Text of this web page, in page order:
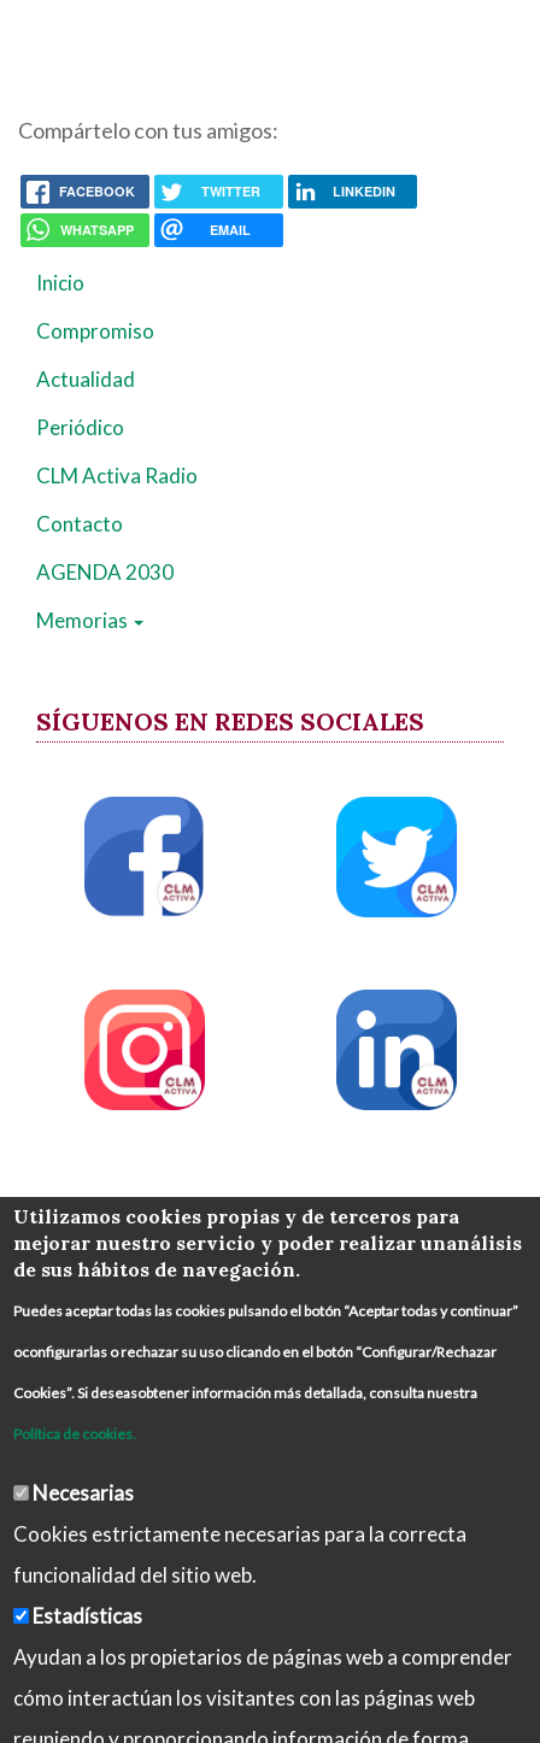
Compártelo con tus amigos:
FACEBOOK TWITTER LINKEDIN
WHATSAPP EMAIL
Navegación
principal
Inicio
Compromiso
Actualidad
Periódico
CLM Activa Radio
Contacto
AGENDA 2030
Memorias
SÍGUENOS EN REDES SOCIALES
COLABORA
Utilizamos cookies propias y de terceros para
mejorar nuestro servicio y poder realizar unanálisis
de sus hábitos de navegación.
Puedes aceptar todas las cookies pulsando el botón “Aceptar todas y continuar”
oconfigurarlas o rechazar su uso clicando en el botón “Configurar/Rechazar
Cookies”. Si deseasobtener información más detallada, consulta nuestra
Política de cookies.
Necesarias
Cookies estrictamente necesarias para la correcta
funcionalidad del sitio web.
Estadísticas
Ayudan a los propietarios de páginas web a comprender
cómo interactúan los visitantes con las páginas web